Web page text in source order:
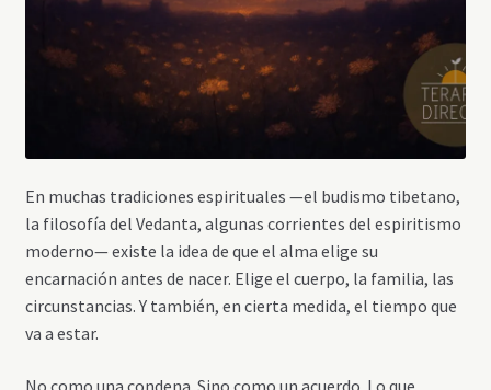
En muchas tradiciones espirituales —el budismo tibetano,
la filosofía del Vedanta, algunas corrientes del espiritismo
moderno— existe la idea de que el alma elige su
encarnación antes de nacer. Elige el cuerpo, la familia, las
circunstancias. Y también, en cierta medida, el tiempo que
va a estar.
No como una condena. Sino como un acuerdo. Lo que